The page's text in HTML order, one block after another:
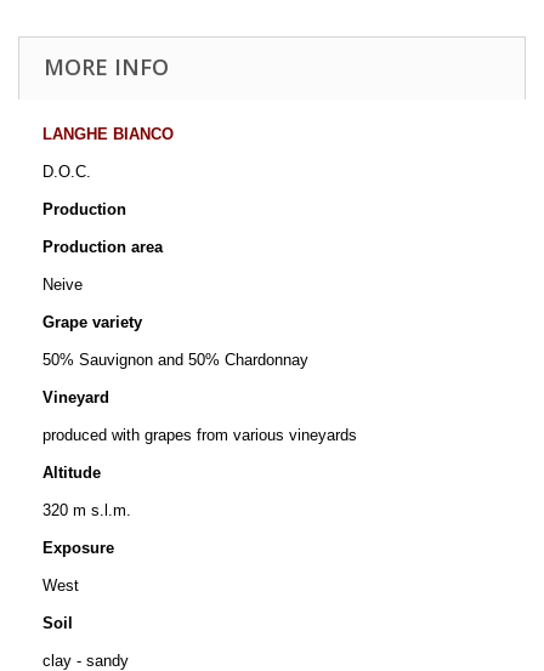
MORE INFO
LANGHE BIANCO
D.O.C.
Production
Production area
Neive
Grape variety
50% Sauvignon and 50% Chardonnay
Vineyard
produced with grapes from various vineyards
Altitude
320 m s.l.m.
Exposure
West
Soil
clay - sandy